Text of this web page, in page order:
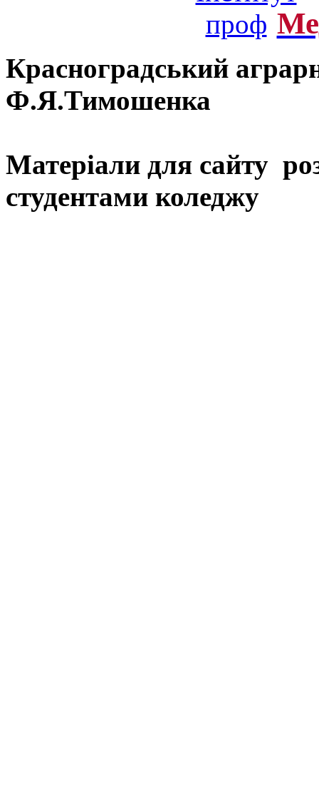
Красноградський
Ф.Я.Тимошенка
Матеріали для сайту
студентами коледжу